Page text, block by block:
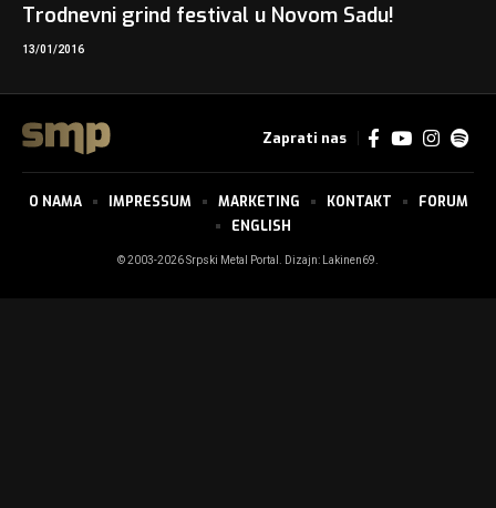
Trodnevni grind festival u Novom Sadu!
13/01/2016
Zaprati nas
© 2003-2026 Srpski Metal Portal. Dizajn: Lakinen69.
O NAMA IMPRESSUM MARKETING KONTAKT
FORUM
ENGLISH